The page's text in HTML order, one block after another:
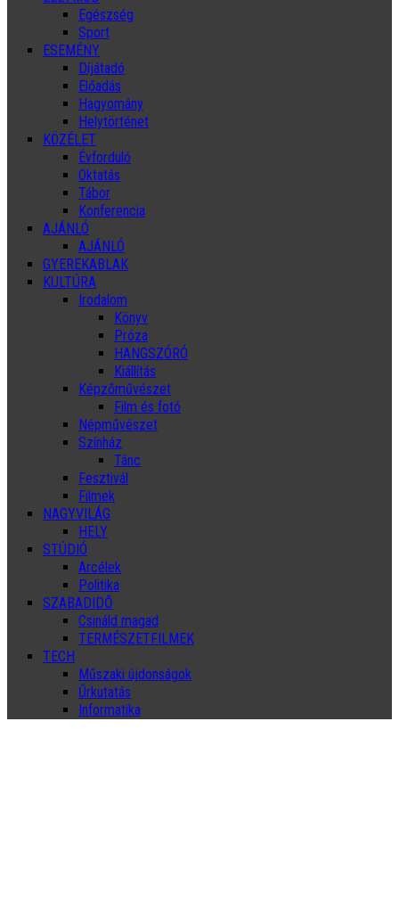
Egészség
Sport
ESEMÉNY
Díjátadó
Előadás
Hagyomány
Helytörténet
KÖZÉLET
Évforduló
Oktatás
Tábor
Konferencia
AJÁNLÓ
AJÁNLÓ
GYEREKABLAK
KULTÚRA
Irodalom
Könyv
Próza
HANGSZÓRÓ
Kiállítás
Képzőművészet
Film és fotó
Népművészet
Színház
Tánc
Fesztivál
Filmek
NAGYVILÁG
HELY
STÚDIÓ
Arcélek
Politika
SZABADIDŐ
Csináld magad
TERMÉSZETFILMEK
TECH
Műszaki újdonságok
Űrkutatás
Informatika